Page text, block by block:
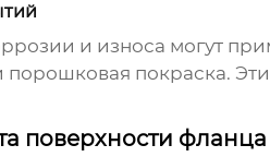
и износа могут
покраска.
поверхности фланца